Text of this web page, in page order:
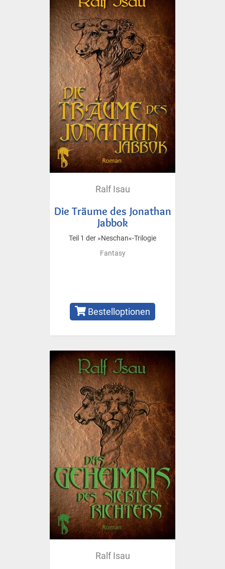
Ralf Isau
Die Träume des Jonathan
Jabbok
Teil 1 der »Neschan«-Trilogie
Fantasy
Bestelloptionen
Ralf Isau